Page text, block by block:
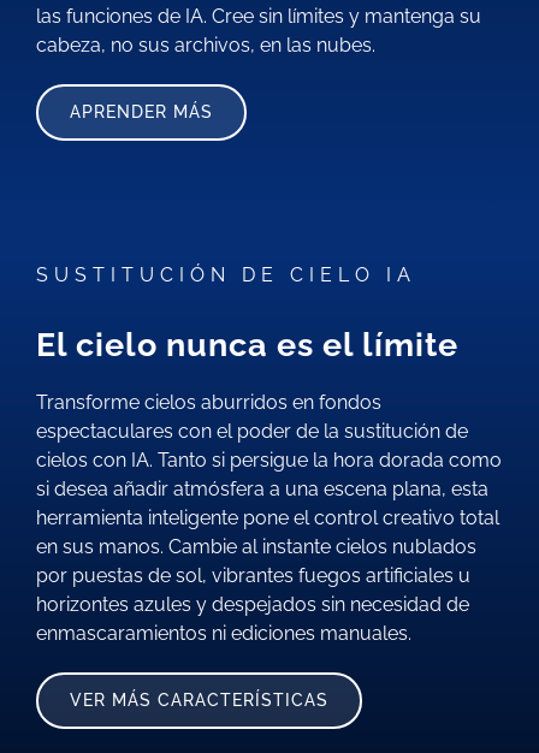
las funciones de IA. Cree sin límites y mantenga su
cabeza, no sus archivos, en las nubes.
APRENDER MÁS
SUSTITUCIÓN DE CIELO IA
El cielo nunca es el límite
Transforme cielos aburridos en fondos
espectaculares con el poder de la sustitución de
cielos con IA. Tanto si persigue la hora dorada como
si desea añadir atmósfera a una escena plana, esta
herramienta inteligente pone el control creativo total
en sus manos. Cambie al instante cielos nublados
por puestas de sol, vibrantes fuegos artificiales u
horizontes azules y despejados sin necesidad de
enmascaramientos ni ediciones manuales.
VER MÁS CARACTERÍSTICAS